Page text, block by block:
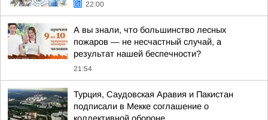
22:00
А вы знали, что большинство лесных
пожаров — не несчастный случай, а
результат нашей беспечности?
21:54
Турция, Саудовская Аравия и Пакистан
подписали в Мекке соглашение о